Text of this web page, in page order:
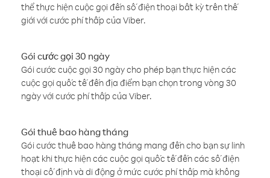
thể thực hiện cuộc gọi đến số điện thoại bất kỳ trên thế
giới với cước phí thấp của Viber.
Gói cước gọi 30 ngày
Gói cước cuộc gọi 30 ngày cho phép bạn thực hiện các
cuộc gọi quốc tế đến địa điểm bạn chọn trong vòng 30
ngày với cước phí thấp của Viber.
Gói thuê bao hàng tháng
Gói cước thuê bao hàng tháng mang đến cho bạn sự linh
hoạt khi thực hiện các cuộc gọi quốc tế đến các số điện
thoại cố định và di động ở mức cước phí thấp mà không